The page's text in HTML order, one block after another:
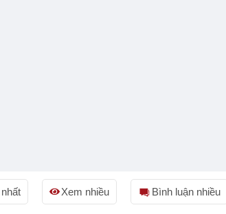
Xem nhiều Bình luận nhiều